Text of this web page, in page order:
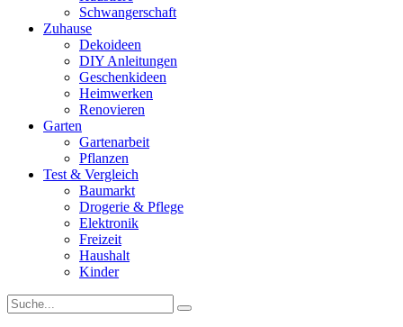
Schwangerschaft
Zuhause
Dekoideen
DIY Anleitungen
Geschenkideen
Heimwerken
Renovieren
Garten
Gartenarbeit
Pflanzen
Test & Vergleich
Baumarkt
Drogerie & Pflege
Elektronik
Freizeit
Haushalt
Kinder